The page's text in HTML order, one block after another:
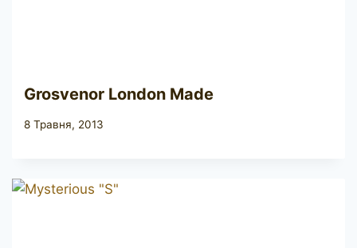
Grosvenor London Made
8 Травня, 2013